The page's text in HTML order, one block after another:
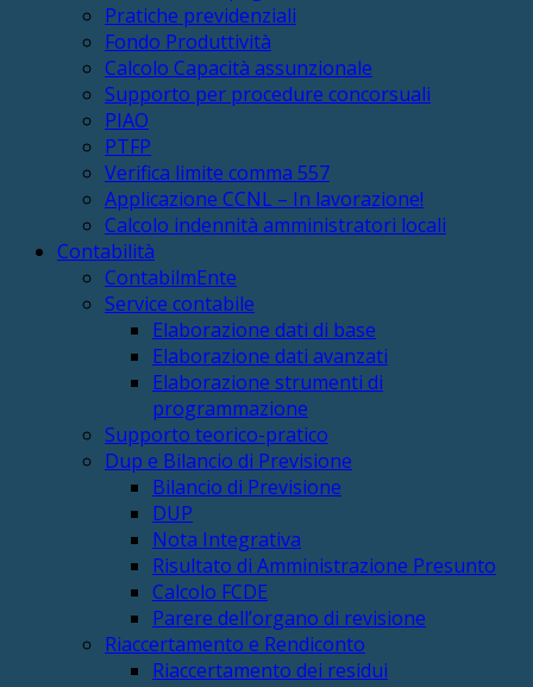
Pratiche previdenziali
Fondo Produttività
Calcolo Capacità assunzionale
Supporto per procedure concorsuali
PIAO
PTFP
Verifica limite comma 557
Applicazione CCNL – In lavorazione!
Calcolo indennità amministratori locali
Contabilità
ContabilmEnte
Service contabile
Elaborazione dati di base
Elaborazione dati avanzati
Elaborazione strumenti di
programmazione
Supporto teorico-pratico
Dup e Bilancio di Previsione
Bilancio di Previsione
DUP
Nota Integrativa
Risultato di Amministrazione Presunto
Calcolo FCDE
Parere dell’organo di revisione
Riaccertamento e Rendiconto
Riaccertamento dei residui